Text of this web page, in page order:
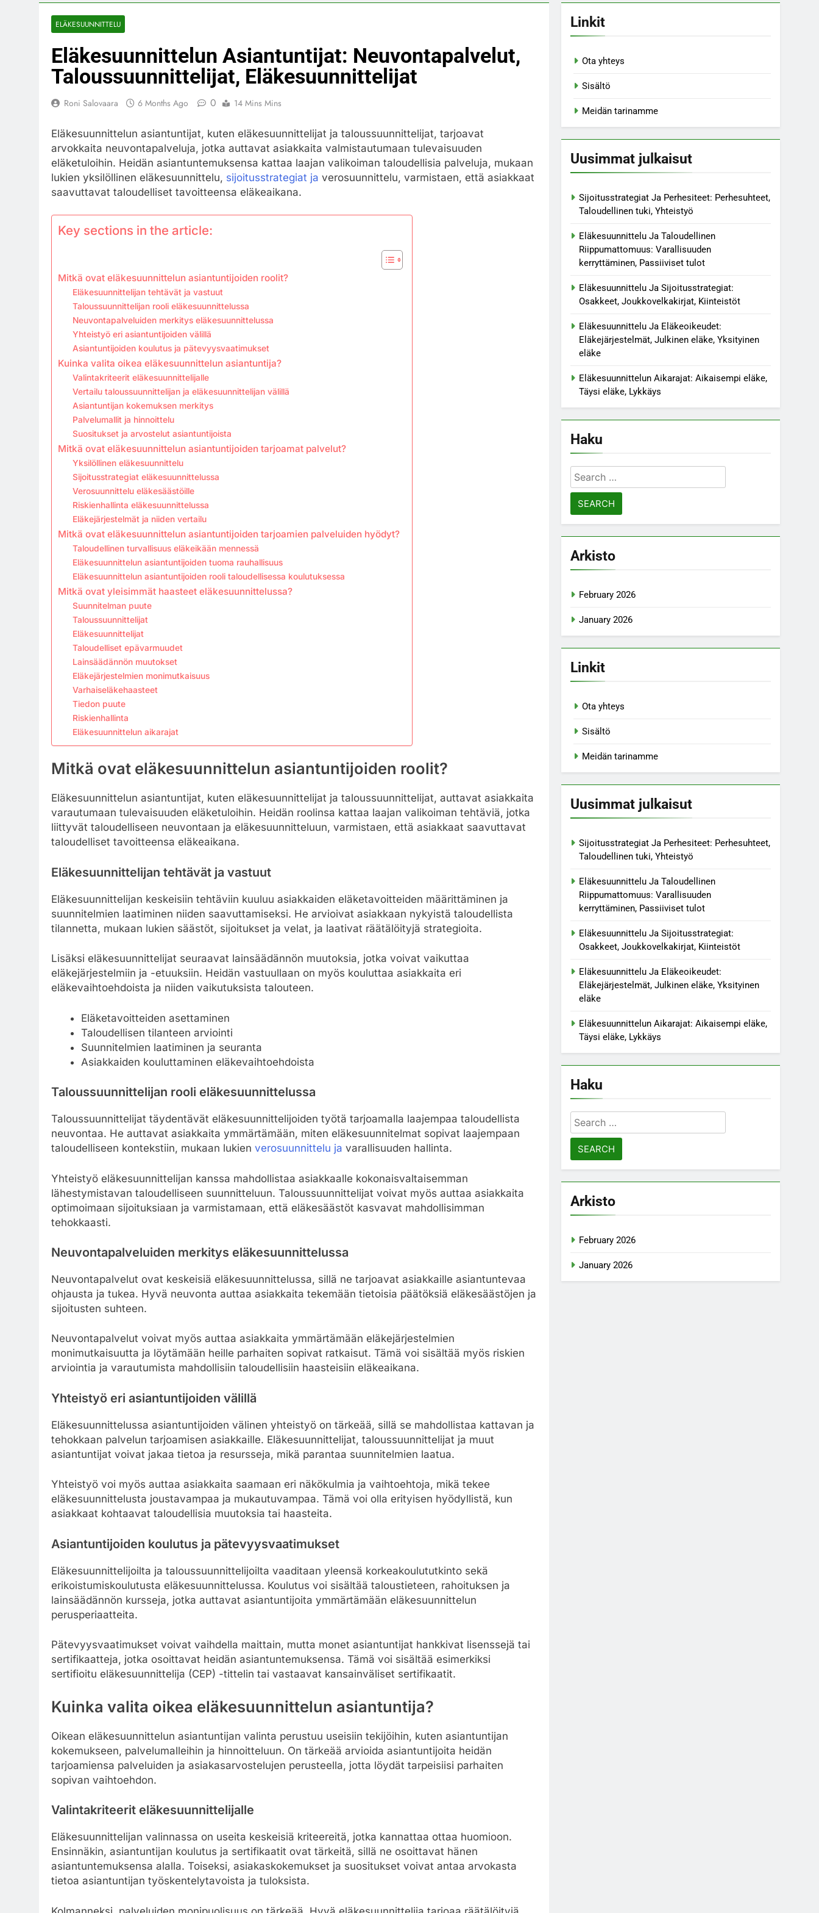
ELÄKESUUNNITTELU
Eläkesuunnittelun Asiantuntijat: Neuvontapalvelut,
Taloussuunnittelijat, Eläkesuunnittelijat
Roni Salovaara 6 Months Ago 0 14 Mins Mins
Eläkesuunnittelun asiantuntijat, kuten eläkesuunnittelijat ja taloussuunnittelijat, tarjoavat
arvokkaita neuvontapalveluja, jotka auttavat asiakkaita valmistautumaan tulevaisuuden
eläketuloihin. Heidän asiantuntemuksensa kattaa laajan valikoiman taloudellisia palveluja, mukaan
lukien yksilöllinen eläkesuunnittelu, sijoitusstrategiat ja verosuunnittelu, varmistaen, että asiakkaat
saavuttavat taloudelliset tavoitteensa eläkeaikana.
Key sections in the article:
Mitkä ovat eläkesuunnittelun asiantuntijoiden roolit?
Eläkesuunnittelijan tehtävät ja vastuut
Taloussuunnittelijan rooli eläkesuunnittelussa
Neuvontapalveluiden merkitys eläkesuunnittelussa
Yhteistyö eri asiantuntijoiden välillä
Asiantuntijoiden koulutus ja pätevyysvaatimukset
Kuinka valita oikea eläkesuunnittelun asiantuntija?
Valintakriteerit eläkesuunnittelijalle
Vertailu taloussuunnittelijan ja eläkesuunnittelijan välillä
Asiantuntijan kokemuksen merkitys
Palvelumallit ja hinnoittelu
Suositukset ja arvostelut asiantuntijoista
Mitkä ovat eläkesuunnittelun asiantuntijoiden tarjoamat palvelut?
Yksilöllinen eläkesuunnittelu
Sijoitusstrategiat eläkesuunnittelussa
Verosuunnittelu eläkesäästöille
Riskienhallinta eläkesuunnittelussa
Eläkejärjestelmät ja niiden vertailu
Mitkä ovat eläkesuunnittelun asiantuntijoiden tarjoamien palveluiden hyödyt?
Taloudellinen turvallisuus eläkeikään mennessä
Eläkesuunnittelun asiantuntijoiden tuoma rauhallisuus
Eläkesuunnittelun asiantuntijoiden rooli taloudellisessa koulutuksessa
Mitkä ovat yleisimmät haasteet eläkesuunnittelussa?
Suunnitelman puute
Taloussuunnittelijat
Eläkesuunnittelijat
Taloudelliset epävarmuudet
Lainsäädännön muutokset
Eläkejärjestelmien monimutkaisuus
Varhaiseläkehaasteet
Tiedon puute
Riskienhallinta
Eläkesuunnittelun aikarajat
Mitkä ovat eläkesuunnittelun asiantuntijoiden roolit?
Eläkesuunnittelun asiantuntijat, kuten eläkesuunnittelijat ja taloussuunnittelijat, auttavat asiakkaita
varautumaan tulevaisuuden eläketuloihin. Heidän roolinsa kattaa laajan valikoiman tehtäviä, jotka
liittyvät taloudelliseen neuvontaan ja eläkesuunnitteluun, varmistaen, että asiakkaat saavuttavat
taloudelliset tavoitteensa eläkeaikana.
Eläkesuunnittelijan tehtävät ja vastuut
Eläkesuunnittelijan keskeisiin tehtäviin kuuluu asiakkaiden eläketavoitteiden määrittäminen ja
suunnitelmien laatiminen niiden saavuttamiseksi. He arvioivat asiakkaan nykyistä taloudellista
tilannetta, mukaan lukien säästöt, sijoitukset ja velat, ja laativat räätälöityjä strategioita.
Lisäksi eläkesuunnittelijat seuraavat lainsäädännön muutoksia, jotka voivat vaikuttaa
eläkejärjestelmiin ja -etuuksiin. Heidän vastuullaan on myös kouluttaa asiakkaita eri
eläkevaihtoehdoista ja niiden vaikutuksista talouteen.
Eläketavoitteiden asettaminen
Taloudellisen tilanteen arviointi
Suunnitelmien laatiminen ja seuranta
Asiakkaiden kouluttaminen eläkevaihtoehdoista
Taloussuunnittelijan rooli eläkesuunnittelussa
Taloussuunnittelijat täydentävät eläkesuunnittelijoiden työtä tarjoamalla laajempaa taloudellista
neuvontaa. He auttavat asiakkaita ymmärtämään, miten eläkesuunnitelmat sopivat laajempaan
taloudelliseen kontekstiin, mukaan lukien verosuunnittelu ja varallisuuden hallinta.
Yhteistyö eläkesuunnittelijan kanssa mahdollistaa asiakkaalle kokonaisvaltaisemman
lähestymistavan taloudelliseen suunnitteluun. Taloussuunnittelijat voivat myös auttaa asiakkaita
optimoimaan sijoituksiaan ja varmistamaan, että eläkesäästöt kasvavat mahdollisimman
tehokkaasti.
Neuvontapalveluiden merkitys eläkesuunnittelussa
Neuvontapalvelut ovat keskeisiä eläkesuunnittelussa, sillä ne tarjoavat asiakkaille asiantuntevaa
ohjausta ja tukea. Hyvä neuvonta auttaa asiakkaita tekemään tietoisia päätöksiä eläkesäästöjen ja
sijoitusten suhteen.
Neuvontapalvelut voivat myös auttaa asiakkaita ymmärtämään eläkejärjestelmien
monimutkaisuutta ja löytämään heille parhaiten sopivat ratkaisut. Tämä voi sisältää myös riskien
arviointia ja varautumista mahdollisiin taloudellisiin haasteisiin eläkeaikana.
Yhteistyö eri asiantuntijoiden välillä
Eläkesuunnittelussa asiantuntijoiden välinen yhteistyö on tärkeää, sillä se mahdollistaa kattavan ja
tehokkaan palvelun tarjoamisen asiakkaille. Eläkesuunnittelijat, taloussuunnittelijat ja muut
asiantuntijat voivat jakaa tietoa ja resursseja, mikä parantaa suunnitelmien laatua.
Yhteistyö voi myös auttaa asiakkaita saamaan eri näkökulmia ja vaihtoehtoja, mikä tekee
eläkesuunnittelusta joustavampaa ja mukautuvampaa. Tämä voi olla erityisen hyödyllistä, kun
asiakkaat kohtaavat taloudellisia muutoksia tai haasteita.
Asiantuntijoiden koulutus ja pätevyysvaatimukset
Eläkesuunnittelijoilta ja taloussuunnittelijoilta vaaditaan yleensä korkeakoulututkinto sekä
erikoistumiskoulutusta eläkesuunnittelussa. Koulutus voi sisältää taloustieteen, rahoituksen ja
lainsäädännön kursseja, jotka auttavat asiantuntijoita ymmärtämään eläkesuunnittelun
perusperiaatteita.
Pätevyysvaatimukset voivat vaihdella maittain, mutta monet asiantuntijat hankkivat lisenssejä tai
sertifikaatteja, jotka osoittavat heidän asiantuntemuksensa. Tämä voi sisältää esimerkiksi
sertifioitu eläkesuunnittelija (CEP) -tittelin tai vastaavat kansainväliset sertifikaatit.
Kuinka valita oikea eläkesuunnittelun asiantuntija?
Oikean eläkesuunnittelun asiantuntijan valinta perustuu useisiin tekijöihin, kuten asiantuntijan
kokemukseen, palvelumalleihin ja hinnoitteluun. On tärkeää arvioida asiantuntijoita heidän
tarjoamiensa palveluiden ja asiakasarvostelujen perusteella, jotta löydät tarpeisiisi parhaiten
sopivan vaihtoehdon.
Valintakriteerit eläkesuunnittelijalle
Eläkesuunnittelijan valinnassa on useita keskeisiä kriteereitä, jotka kannattaa ottaa huomioon.
Ensinnäkin, asiantuntijan koulutus ja sertifikaatit ovat tärkeitä, sillä ne osoittavat hänen
asiantuntemuksensa alalla. Toiseksi, asiakaskokemukset ja suositukset voivat antaa arvokasta
tietoa asiantuntijan työskentelytavoista ja tuloksista.
Linkit
Ota yhteys
Sisältö
Meidän tarinamme
Uusimmat julkaisut
Sijoitusstrategiat Ja Perhesiteet: Perhesuhteet,
Taloudellinen tuki, Yhteistyö
Eläkesuunnittelu Ja Taloudellinen
Riippumattomuus: Varallisuuden
kerryttäminen, Passiiviset tulot
Eläkesuunnittelu Ja Sijoitusstrategiat:
Osakkeet, Joukkovelkakirjat, Kiinteistöt
Eläkesuunnittelu Ja Eläkeoikeudet:
Eläkejärjestelmät, Julkinen eläke, Yksityinen
eläke
Eläkesuunnittelun Aikarajat: Aikaisempi eläke,
Täysi eläke, Lykkäys
Haku
Search
for:
Arkisto
February 2026
January 2026
Linkit
Ota yhteys
Sisältö
Meidän tarinamme
Uusimmat julkaisut
Sijoitusstrategiat Ja Perhesiteet: Perhesuhteet,
Taloudellinen tuki, Yhteistyö
Eläkesuunnittelu Ja Taloudellinen
Riippumattomuus: Varallisuuden
kerryttäminen, Passiiviset tulot
Eläkesuunnittelu Ja Sijoitusstrategiat:
Osakkeet, Joukkovelkakirjat, Kiinteistöt
Eläkesuunnittelu Ja Eläkeoikeudet:
Eläkejärjestelmät, Julkinen eläke, Yksityinen
eläke
Eläkesuunnittelun Aikarajat: Aikaisempi eläke,
Täysi eläke, Lykkäys
Haku
Search
for:
Arkisto
February 2026
January 2026